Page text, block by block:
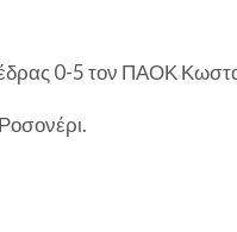
0-5 τον ΠΑΟΚ